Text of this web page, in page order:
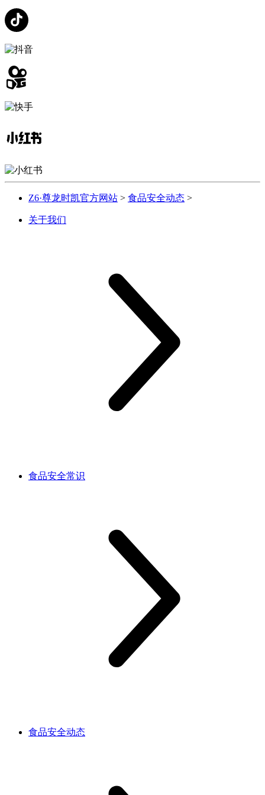
Z6·尊龙时凯官方网站 > 食品安全动态 >
关于我们
食品安全常识
食品安全动态